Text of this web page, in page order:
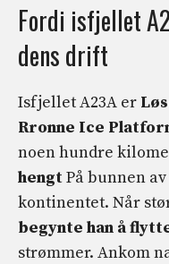
Fordi isfjellet
dens drift
Isfjellet A23A er
Rronne Ice
noen hundre
hengtPå bunnen
kontinentet. Når
begynte han å
strømmer. Ankom